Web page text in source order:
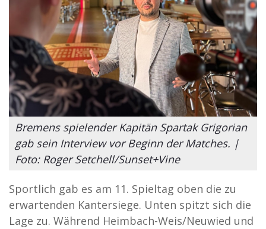
Bremens spielender Kapitän Spartak Grigorian
gab sein Interview vor Beginn der Matches. |
Foto: Roger Setchell/Sunset+Vine
Sportlich gab es am 11. Spieltag oben die zu
erwartenden Kantersiege. Unten spitzt sich die
Lage zu. Während Heimbach-Weis/Neuwied und